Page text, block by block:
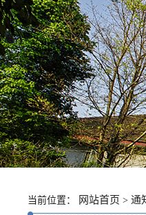
当前位置： 网站首页 > 通